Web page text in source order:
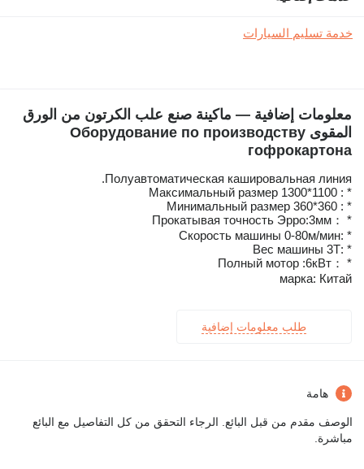
خدمة تسليم السيارات
معلومات إضافية — ماكينة صنع علب الكرتون من الورق
المقوى Оборудование по производству
гофрокартона
Полуавтоматическая кашировальная линия.
* : Максимальный размер 1300*1100
* : Минимальный размер 360*360
* ：Прокатывая точность Эрро:3мм
* :Скорость машины 0-80м/мин
* :Вес машины 3Т
* ：Полный мотор :6кВт
марка: Китай
طلب معلومات إضافية
هامة
الوصف مقدم من قبل البائع. الرجاء التحقق من كل التفاصيل مع البائع
مباشرة.